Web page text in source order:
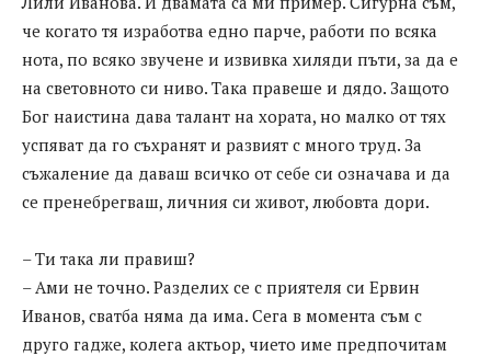
че когато тя изработва едно парче, работи по всяка
нота, по всяко звучене и извивка хиляди пъти, за да е
на световното си ниво. Така правеше и дядо. Защото
Бог наистина дава талант на хората, но малко от тях
успяват да го съхранят и развият с много труд. За
съжаление да даваш всичко от себе си означава и да
се пренебрегваш, личния си живот, любовта дори.
– Ти така ли правиш?
– Ами не точно. Разделих се с приятеля си Ервин
Иванов, сватба няма да има. Сега в момента съм с
друго гадже, колега актьор, чието име предпочитам